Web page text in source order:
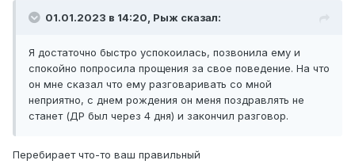
01.01.2023 в 14:20, Рыж сказал:
Я достаточно быстро успокоилась, позвонила ему и
спокойно попросила прощения за свое поведение. На что
он мне сказал что ему разговаривать со мной
неприятно, с днем рождения он меня поздравлять не
станет (ДР был через 4 дня) и закончил разговор.
Перебирает что-то ваш правильный